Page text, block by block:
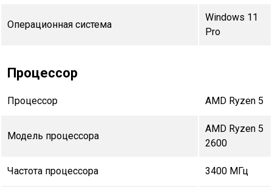
Операционная система
Windows 11
Pro
Процессор
Процессор AMD Ryzen 5
Модель процессора
AMD Ryzen 5
2600
Частота процессора 3400 МГц